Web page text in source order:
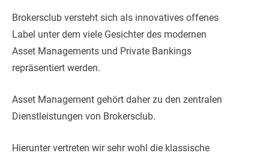
Brokersclub versteht sich als innovatives offenes
Label unter dem viele Gesichter des modernen
Asset Managements und Private Bankings
repräsentiert werden.
Asset Management gehört daher zu den zentralen
Dienstleistungen von Brokersclub.
Hierunter vertreten wir sehr wohl die klassische